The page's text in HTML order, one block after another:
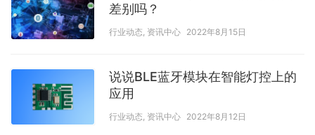
差别吗？
行业动态 资讯中心 2022年8月15日
说说BLE蓝牙模块在智能灯控上的
应用
行业动态, 资讯中心 2022年8月12日